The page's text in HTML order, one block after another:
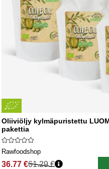
Oliiviöljy kylmäpuristettu
pakettia
Rawfoodshop
36.77 €61.29 €